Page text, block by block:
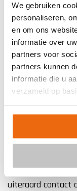
We gebruiken
personaliseren,
en om ons
informatie over
partners voor
partners kunnen
informatie die u
verzameld op
Beton
gewenste locatie
vrijblijvend
meer informatie
uiteraard contact